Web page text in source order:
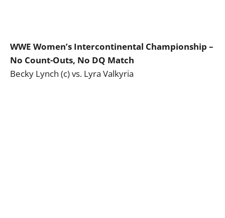
WWE Women’s Intercontinental Championship –
No Count-Outs, No DQ Match
Becky Lynch (c) vs. Lyra Valkyria